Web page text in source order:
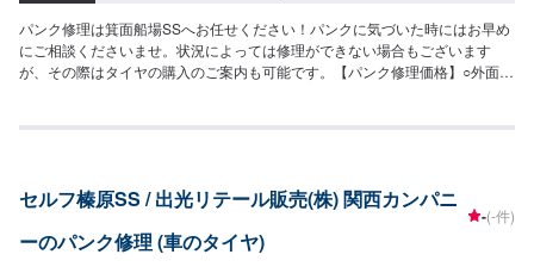
パンク修理は箕面船場SSへお任せください！パンクに気づいた時にはお早め
にご相談くださいませ。状況によっては修理ができない場合もございます
が、その際はタイヤの購入のご案内も可能です。【パンク修理価格】○外面修
セルフ榛原SS / 出光リテール販売(株) 関西カンパニ
ーのパンク修理 (車のタイヤ)
-(-件)